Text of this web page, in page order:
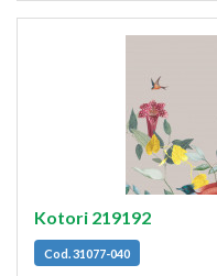
Kotori 219192
Cod. 31077-040